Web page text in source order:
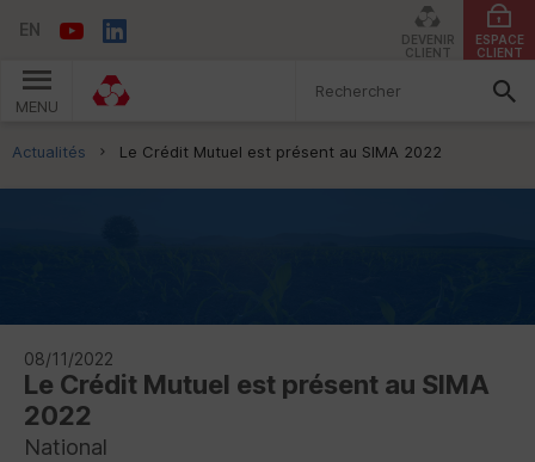
EN
DEVENIR
CLIENT
ESPACE
CLIENT
MENU
Vous êtes ici:
Actualités Le Crédit Mutuel est présent au SIMA 2022
08/11/2022
Le Crédit Mutuel est présent au SIMA
2022
National